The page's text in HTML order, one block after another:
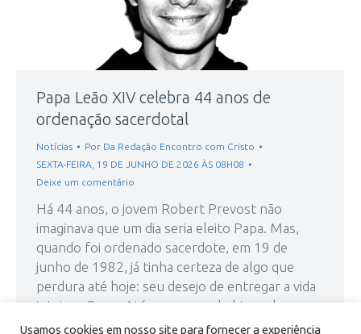
Papa Leão XIV celebra 44 anos de
ordenação sacerdotal
Notícias Por Da Redação Encontro com Cristo
SEXTA-FEIRA, 19 DE JUNHO DE 2026 ÀS 08H08
Deixe um comentário
Há 44 anos, o jovem Robert Prevost não
imaginava que um dia seria eleito Papa. Mas,
quando foi ordenado sacerdote, em 19 de
junho de 1982, já tinha certeza de algo que
perdura até hoje: seu desejo de entregar a vida
inteira a Deus. Até ser nomeado bispo de
Chiclayo pelo Papa Francisco, em 2013,…
Usamos cookies em nosso site para fornecer a experiência